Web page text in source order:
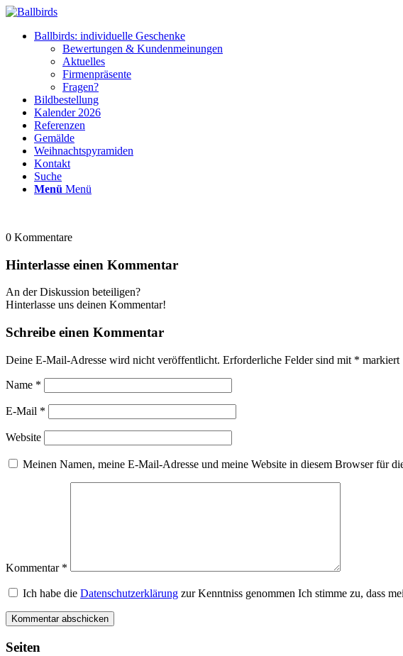
Ballbirds: individuelle Geschenke
Bewertungen & Kundenmeinungen
Aktuelles
Firmenpräsente
Fragen?
Bildbestellung
Kalender 2026
Referenzen
Gemälde
Weihnachtspyramiden
Kontakt
Suche
Menü Menü
0 Kommentare
Hinterlasse einen Kommentar
An der Diskussion beteiligen?
Hinterlasse uns deinen Kommentar!
Schreibe einen Kommentar
Deine E-Mail-Adresse wird nicht veröffentlicht. Erforderliche Felder sind mit * markiert
Name *
E-Mail *
Website
Meinen Namen, meine E-Mail-Adresse und meine Website in diesem Browser für
Kommentar *
Ich habe die Datenschutzerklärung zur Kenntniss genommen Ich stimme zu, dass
Seiten